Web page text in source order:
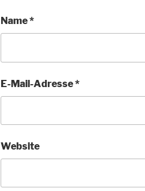
Name*
E-Mail-Adresse*
Website